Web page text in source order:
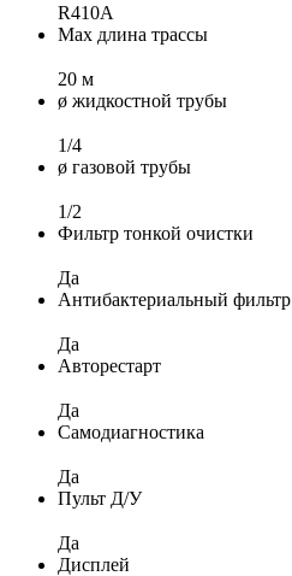
R410A
Max длина трассы
20 м
ø жидкостной трубы
1/4
ø газовой трубы
1/2
Фильтр тонкой очистки
Да
Антибактериальный фильтр
Да
Авторестарт
Да
Самодиагностика
Да
Пульт Д/У
Да
Дисплей